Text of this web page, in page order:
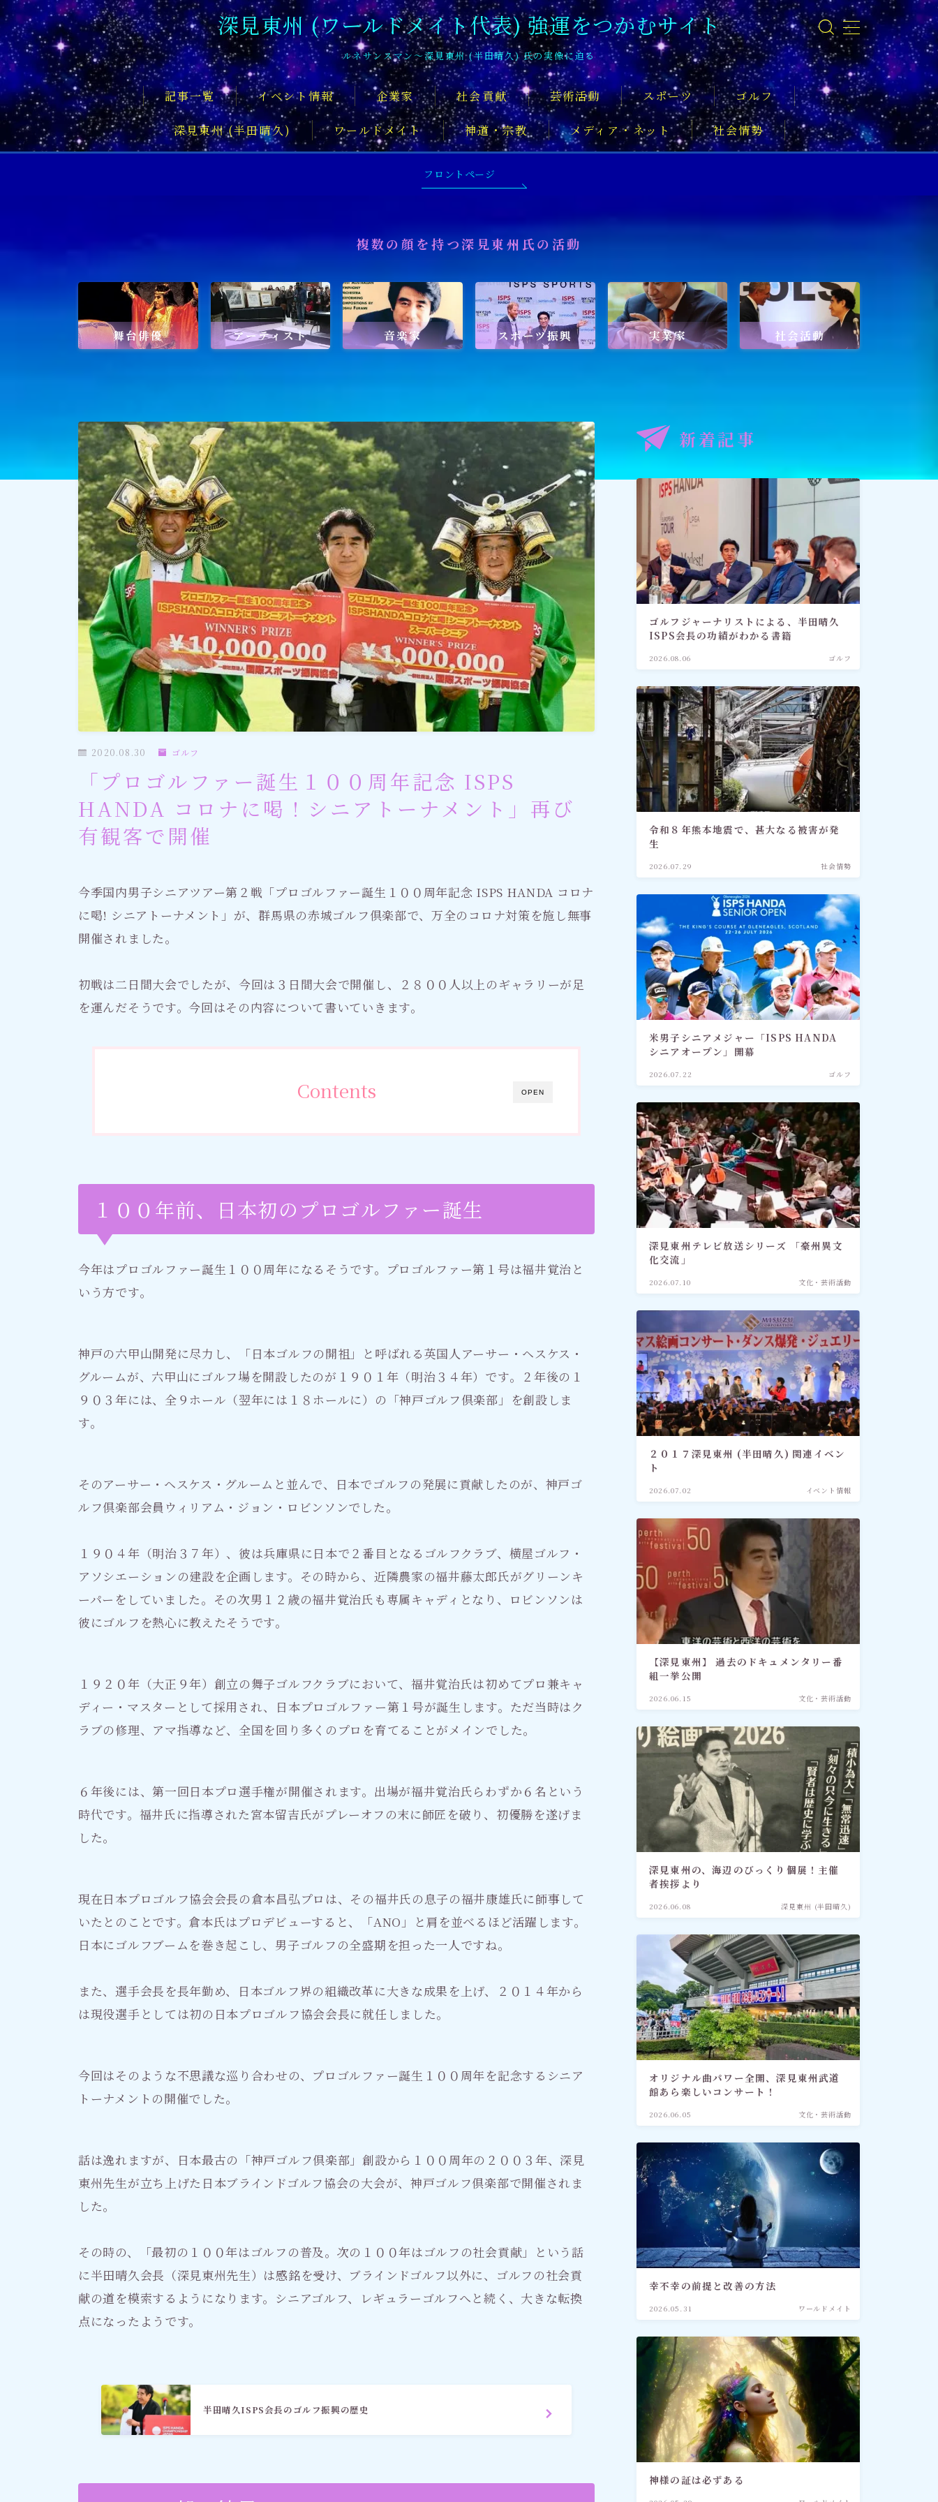
深見東州 (ワールドメイト代表) 強運をつかむサイト
ルネサンスマン〜深見東州 (半田晴久) 氏の実像に迫る
記事一覧 イベント情報 企業家 社会貢献 芸術活動 スポーツ ゴルフ
深見東州 (半田晴久) ワールドメイト 神道・宗教 メディア・ネット 社会情勢
フロントページ
文化・芸術活動
社会貢献 社会貢献
スポーツ
メディア・ネット
深見東州 (半田晴久)
ワールドメイト
神道・宗教
社会情勢
おすすめ記事
深見東州氏について知るおすすめの記事
舞台俳優 アーティスト 音楽家 スポーツ振興 実業家 社会活動
ワールドメイトを知るのにおすすめの記事
ワールドメイトで何を学ぶ？ 禅とワールドメイト
ワールドメイトの救霊
「深見東州直伝！ 願いが叶う祈
り方教室・入門篇」
フロントページ
複数の顔を持つ深見東州氏の活動
舞台俳優 アーティスト 音楽家 スポーツ振興 実業家 社会活動
2020.08.30 ゴルフ
「プロゴルファー誕生１００周年記念 ISPS
HANDA コロナに喝 ! シニアトーナメント」再び
有観客で開催
今季国内男子シニアツアー第２戦「プロゴルファー誕生１００周年記念 ISPS HANDA コロナ
に喝! シニアトーナメント」が、群馬県の赤城ゴルフ倶楽部で、万全のコロナ対策を施し無事
開催されました。
初戦は二日間大会でしたが、今回は３日間大会で開催し、２８００人以上のギャラリーが足
を運んだそうです。今回はその内容について書いていきます。
OPEN
Contents
１００年前、日本初のプロゴルファー誕生
今年はプロゴルファー誕生１００周年になるそうです。プロゴルファー第１号は福井覚治と
いう方です。
神戸の六甲山開発に尽力し、「日本ゴルフの開祖」と呼ばれる英国人アーサー・ヘスケス・
グルームが、六甲山にゴルフ場を開設したのが１９０１年（明治３４年）です。２年後の１
９０３年には、全９ホール（翌年には１８ホールに）の「神戸ゴルフ倶楽部」を創設しま
す。
そのアーサー・ヘスケス・グルームと並んで、日本でゴルフの発展に貢献したのが、神戸ゴ
ルフ倶楽部会員ウィリアム・ジョン・ロビンソンでした。
１９０４年（明治３７年）、彼は兵庫県に日本で２番目となるゴルフクラブ、横屋ゴルフ・
アソシエーションの建設を企画します。その時から、近隣農家の福井藤太郎氏がグリーンキ
ーパーをしていました。その次男１２歳の福井覚治氏も専属キャディとなり、ロビンソンは
彼にゴルフを熱心に教えたそうです。
１９２０年（大正９年）創立の舞子ゴルフクラブにおいて、福井覚治氏は初めてプロ兼キャ
ディー・マスターとして採用され、日本プロゴルファー第１号が誕生します。ただ当時はク
ラブの修理、アマ指導など、全国を回り多くのプロを育てることがメインでした。
６年後には、第一回日本プロ選手権が開催されます。出場が福井覚治氏らわずか６名という
時代です。福井氏に指導された宮本留吉氏がプレーオフの末に師匠を破り、初優勝を遂げま
した。
現在日本プロゴルフ協会会長の倉本昌弘プロは、その福井氏の息子の福井康雄氏に師事して
いたとのことです。倉本氏はプロデビューすると、「ANO」と肩を並べるほど活躍します。
日本にゴルフブームを巻き起こし、男子ゴルフの全盛期を担った一人ですね。
また、選手会長を長年勤め、日本ゴルフ界の組織改革に大きな成果を上げ、２０１４年から
は現役選手としては初の日本プロゴルフ協会会長に就任しました。
今回はそのような不思議な巡り合わせの、プロゴルファー誕生１００周年を記念するシニア
トーナメントの開催でした。
話は逸れますが、日本最古の「神戸ゴルフ倶楽部」創設から１００周年の２００３年、深見
東州先生が立ち上げた日本ブラインドゴルフ協会の大会が、神戸ゴルフ倶楽部で開催されま
した。
その時の、「最初の１００年はゴルフの普及。次の１００年はゴルフの社会貢献」という話
に半田晴久会長（深見東州先生）は感銘を受け、ブラインドゴルフ以外に、ゴルフの社会貢
献の道を模索するようになります。シニアゴルフ、レギュラーゴルフへと続く、大きな転換
点になったようです。
半田晴久ISPS会長のゴルフ振興の歴史
新着記事
ゴルフジャーナリストによる、半田晴久
ISPS会長の功績がわかる書籍
2026.08.06 ゴルフ
令和８年熊本地震で、甚大なる被害が発
生
2026.07.29 社会情勢
米男子シニアメジャー「ISPS HANDA
シニアオープン」開幕
2026.07.22 ゴルフ
深見東州テレビ放送シリーズ 「豪州異文
化交流」
2026.07.10 文化・芸術活動
２０１７深見東州 (半田晴久) 関連イベン
ト
2026.07.02 イベント情報
【深見東州】 過去のドキュメンタリー番
組一挙公開
2026.06.15 文化・芸術活動
深見東州の、海辺のびっくり個展！主催
者挨拶より
2026.06.08 深見東州 (半田晴久)
オリジナル曲パワー全開、深見東州武道
館あら楽しいコンサート！
2026.06.05 文化・芸術活動
幸不幸の前提と改善の方法
2026.05.31 ワールドメイト
神様の証は必ずある